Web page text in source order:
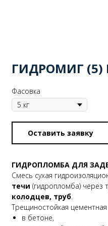
ГИДРОМИГ (5)
Фасовка
Оставить заявку
ГИДРОПЛОМБА ДЛЯ
Смесь сухая
течи (гидропломба)
колодцев, труб.
Трещиностойкая
в бетоне,